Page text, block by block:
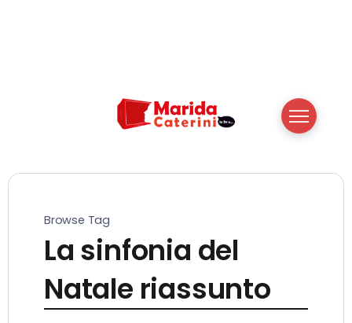
Browse Tag
La sinfonia del
Natale riassunto